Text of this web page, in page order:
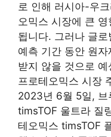
로 인해 러시아-우
오믹스 시장에 큰
됩니다. 그러나 글
예측 기간 동안 원
받지 않을 것으로 예
프로테오믹스 시장
2023년 6월 5일, 브
timsTOF 울트라 질
테오믹스 timsTOF